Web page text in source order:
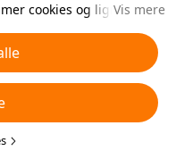
cookies og lignende
eller vælge, hvilke typer
ved at klikke på
helst i dine
se vores
Vis mere